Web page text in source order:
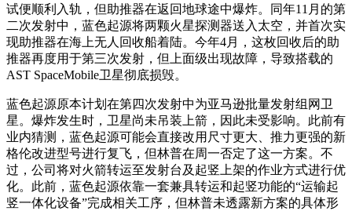
试便顺利入轨，但助推器在返回地球途中爆炸。同年11月的第
二次发射中，蓝色起源将两颗火星探测器送入太空，并首次实
现助推器在海上无人回收船着陆。今年4月，这枚回收后的助
推器再度用于第三次发射，但上面级出现故障，导致搭载的
AST SpaceMobile卫星彻底损毁。
蓝色起源原本计划在第四次发射中为亚马逊批量发射组网卫
星。爆炸发生时，卫星尚未吊装上箭，因此未受影响。此前有
业内猜测，蓝色起源可能会直接改用尺寸更大、推力更强的新
格伦改进型号进行复飞，但林普在周一否定了这一方案。不
过，公司将对火箭转运至发射台及起竖上架的作业方式进行优
化。此前，蓝色起源依靠一套兼具转运和起竖功能的“运输起
竖一体化设备”完成相关工序，但林普未透露新方案的具体形